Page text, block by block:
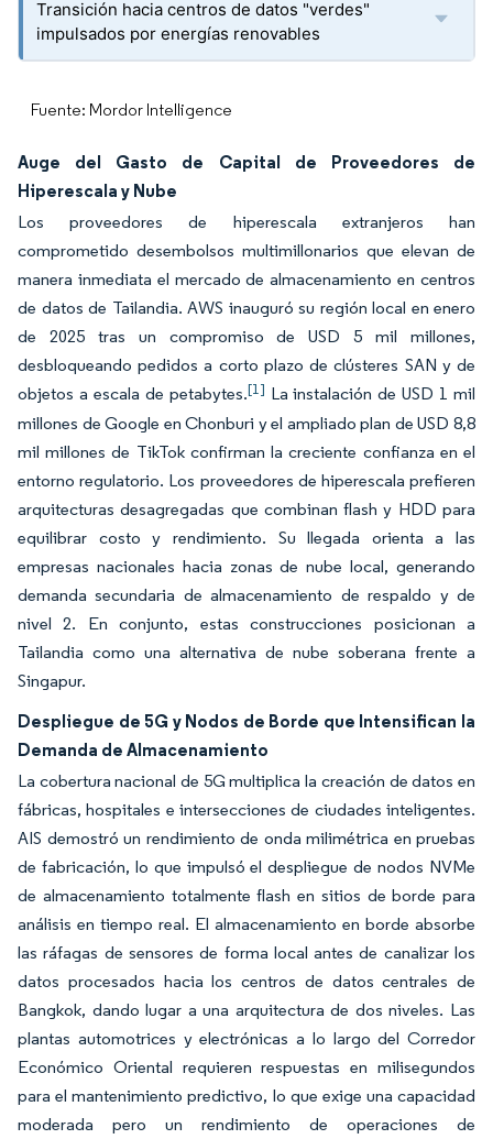
Transición hacia centros de datos "verdes"
impulsados por energías renovables
Fuente: Mordor Intelligence
Auge del Gasto de Capital de Proveedores de
Hiperescala y Nube
Los proveedores de hiperescala extranjeros han
comprometido desembolsos multimillonarios que elevan de
manera inmediata el mercado de almacenamiento en centros
de datos de Tailandia. AWS inauguró su región local en enero
de 2025 tras un compromiso de USD 5 mil millones,
desbloqueando pedidos a corto plazo de clústeres SAN y de
objetos a escala de petabytes.[1] La instalación de USD 1 mil
millones de Google en Chonburi y el ampliado plan de USD 8,8
mil millones de TikTok confirman la creciente confianza en el
entorno regulatorio. Los proveedores de hiperescala prefieren
arquitecturas desagregadas que combinan flash y HDD para
equilibrar costo y rendimiento. Su llegada orienta a las
empresas nacionales hacia zonas de nube local, generando
demanda secundaria de almacenamiento de respaldo y de
nivel 2. En conjunto, estas construcciones posicionan a
Tailandia como una alternativa de nube soberana frente a
Singapur.
Despliegue de 5G y Nodos de Borde que Intensifican la
Demanda de Almacenamiento
La cobertura nacional de 5G multiplica la creación de datos en
fábricas, hospitales e intersecciones de ciudades inteligentes.
AIS demostró un rendimiento de onda milimétrica en pruebas
de fabricación, lo que impulsó el despliegue de nodos NVMe
de almacenamiento totalmente flash en sitios de borde para
análisis en tiempo real. El almacenamiento en borde absorbe
las ráfagas de sensores de forma local antes de canalizar los
datos procesados hacia los centros de datos centrales de
Bangkok, dando lugar a una arquitectura de dos niveles. Las
plantas automotrices y electrónicas a lo largo del Corredor
Económico Oriental requieren respuestas en milisegundos
para el mantenimiento predictivo, lo que exige una capacidad
moderada pero un rendimiento de operaciones de